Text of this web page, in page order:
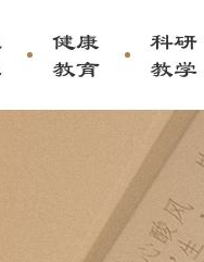
健康
教育
科研
教学